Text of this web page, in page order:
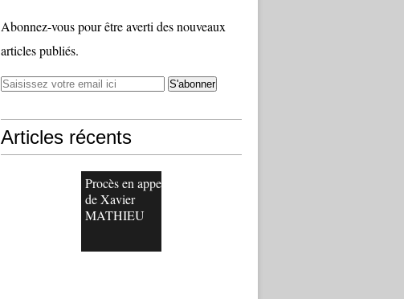
Abonnez-vous pour être averti des nouveaux
articles publiés.
Articles récents
Procès en appel
de Xavier
MATHIEU